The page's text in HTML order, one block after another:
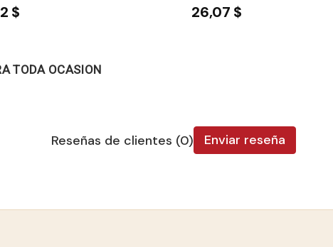
$ 26,07 $
TODA OCASION
Reseñas de clientes (0) Enviar reseña